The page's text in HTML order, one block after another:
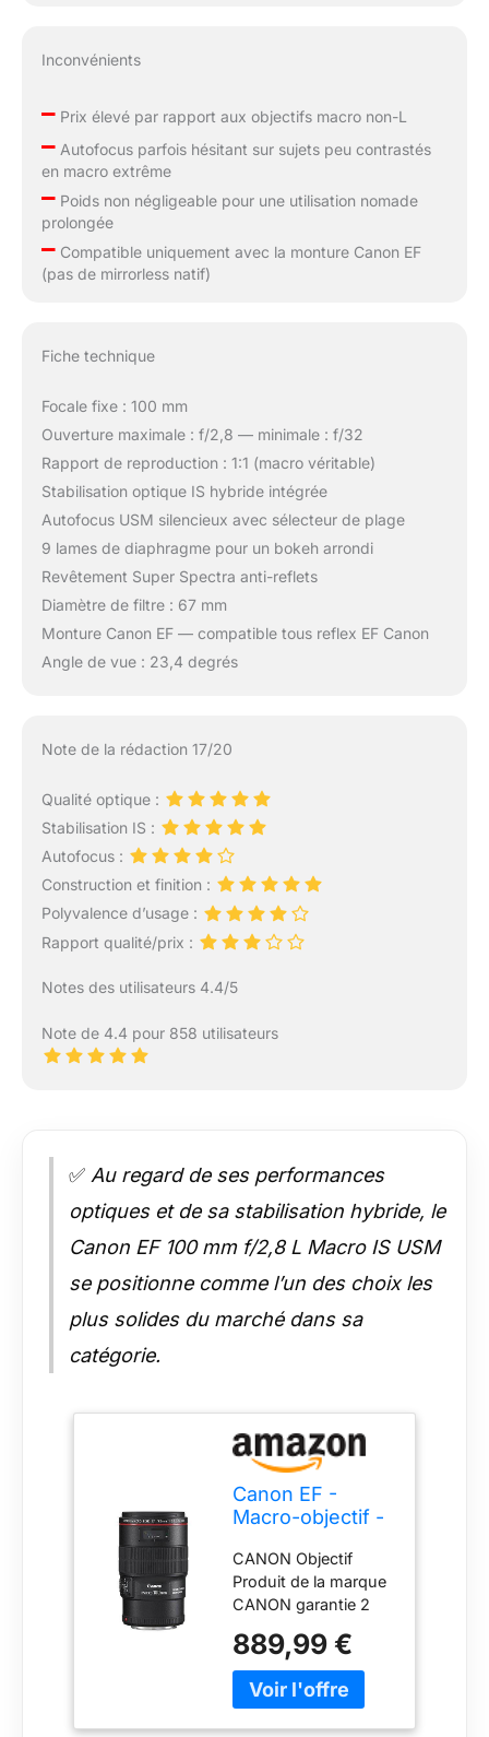
Inconvénients
–Prix élevé par rapport aux objectifs macro non-L
–Autofocus parfois hésitant sur sujets peu contrastés
en macro extrême
–Poids non négligeable pour une utilisation nomade
prolongée
–Compatible uniquement avec la monture Canon EF
(pas de mirrorless natif)
Fiche technique
Focale fixe : 100 mm
Ouverture maximale : f/2,8 — minimale : f/32
Rapport de reproduction : 1:1 (macro véritable)
Stabilisation optique IS hybride intégrée
Autofocus USM silencieux avec sélecteur de plage
9 lames de diaphragme pour un bokeh arrondi
Revêtement Super Spectra anti-reflets
Diamètre de filtre : 67 mm
Monture Canon EF — compatible tous reflex EF Canon
Angle de vue : 23,4 degrés
Note de la rédaction 17/20
Qualité optique :
Stabilisation IS :
Autofocus :
Construction et finition :
Polyvalence d’usage :
Rapport qualité/prix :
Notes des utilisateurs 4.4/5
Note de 4.4 pour 858 utilisateurs
✅ Au regard de ses performances
optiques et de sa stabilisation hybride, le
Canon EF 100 mm f/2,8 L Macro IS USM
se positionne comme l’un des choix les
plus solides du marché dans sa
catégorie.
Canon EF -
Macro-objectif -
F/2.8 L Macro IS
USM - Canon EF
- Pour EOS 1000,
1D, 50, 500, 5D,
7D, Kiss F, Kiss
X2, Kiss X3,
Rebel T1i, Rebel
XS, Rebel XSi
CANON Objectif
Produit de la marque
CANON garantie 2
marketplace) Voir ci-
dessous pour specs
& informations
889,99 €